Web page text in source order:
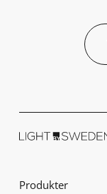
Produkter